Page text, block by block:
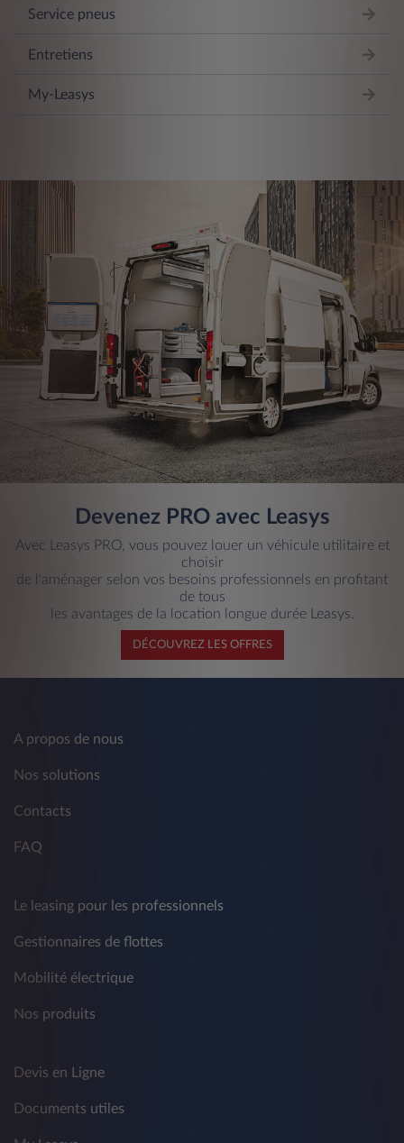
Service pneus
Entretiens
My-Leasys
Devenez PRO avec Leasys
Avec Leasys PRO, vous pouvez louer un véhicule utilitaire et
choisir
de l'aménager selon vos besoins professionnels en profitant
de tous
les avantages de la location longue durée Leasys.
DÉCOUVREZ LES OFFRES
A propos de nous
Nos solutions
Contacts
FAQ
Le leasing pour les professionnels
Gestionnaires de flottes
Mobilité électrique
Nos produits
Devis en Ligne
Documents utiles